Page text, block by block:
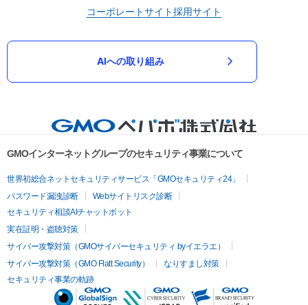
コーポレートサイト採用サイト
AIへの取り組み
GMOインターネットグループのセキュリティ事業について
世界初総合ネットセキュリティサービス「GMOセキュリティ24」
パスワード漏洩診断
Webサイトリスク診断
セキュリティ相談AIチャットボット
実在証明・盗聴対策
サイバー攻撃対策（GMOサイバーセキュリティ byイエラエ）
サイバー攻撃対策（GMO Flatt Security）
なりすまし対策
セキュリティ事業の軌跡